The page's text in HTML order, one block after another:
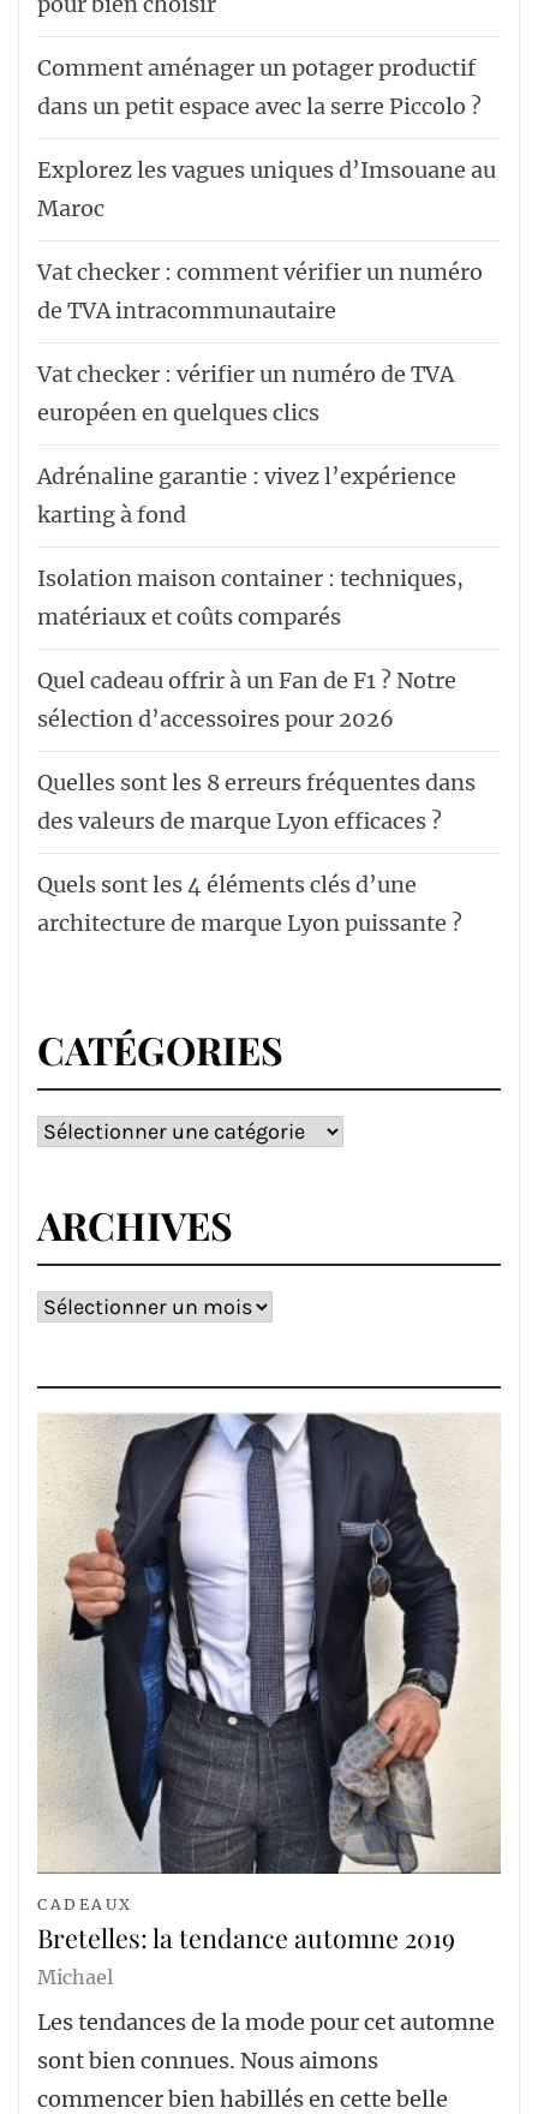
Comment aménager un potager productif
dans un petit espace avec la serre Piccolo ?
Explorez les vagues uniques d’Imsouane au
Maroc
Vat checker : comment vérifier un numéro
de TVA intracommunautaire
Vat checker : vérifier un numéro de TVA
européen en quelques clics
Adrénaline garantie : vivez l’expérience
karting à fond
Isolation maison container : techniques,
matériaux et coûts comparés
Quel cadeau offrir à un Fan de F1 ? Notre
sélection d’accessoires pour 2026
Quelles sont les 8 erreurs fréquentes dans
des valeurs de marque Lyon efficaces ?
Quels sont les 4 éléments clés d’une
architecture de marque Lyon puissante ?
CATÉGORIES
Catégories
ARCHIVES
Archives
CADEAUX
Bretelles: la tendance automne 2019
Michael
Les tendances de la mode pour cet automne
sont bien connues. Nous aimons
commencer bien habillés en cette belle